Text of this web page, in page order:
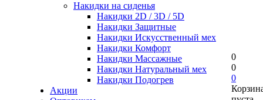
Накидки на сиденья
Накидки 2D / 3D / 5D
Накидки Защитные
Накидки Искусственный мех
Накидки Комфорт
Накидки Массажные
Накидки Натуральный мех
Накидки Подогрев
Акции
0
0
0